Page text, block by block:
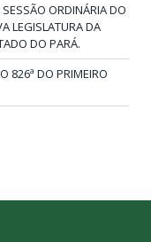
ORDINÁRIA DO
LEGISLATURA DA
DO PARÁ.
826ª DO PRIMEIRO